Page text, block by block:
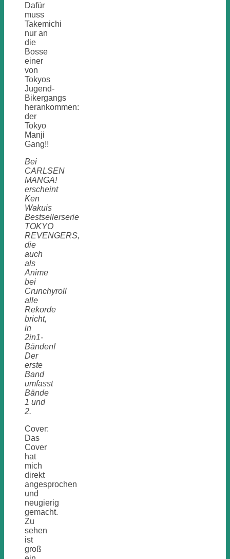
Dafür
muss
Takemichi
nur an
die
Bosse
einer
von
Tokyos
Jugend-
Bikergangs
herankommen:
der
Tokyo
Manji
Gang!!
Bei
CARLSEN
MANGA!
erscheint
Ken
Wakuis
Bestsellerserie
TOKYO
REVENGERS,
die
auch
als
Anime
bei
Crunchyroll
alle
Rekorde
bricht,
in
2in1-
Bänden!
Der
erste
Band
umfasst
Bände
1 und
2.
Cover:
Das
Cover
hat
mich
direkt
angesprochen
und
neugierig
gemacht.
Zu
sehen
ist
groß